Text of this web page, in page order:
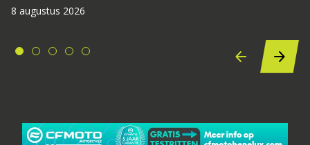
8 augustus 2026